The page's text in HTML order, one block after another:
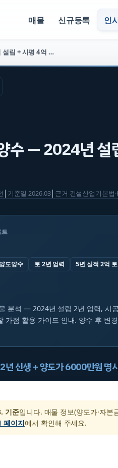
매물 신규등록 인
토공사업 양도양수 — 2024년 설립 + 시평 4억 + 5년 2억 (매물 2541)
수 — 2024년
기준일2026.03│ 근거 건설산업기본법
도양수 토 2년 업력 5년 실적 2억 토
분석 — 2024년 설립 2년 업력, 시
가점 활용 가이드 안내. 양수 후 변
신생 + 양도가 6000만원 명
기준입니다. 매물 정보(양도가·자본
페이지에서 확인해 주세요.